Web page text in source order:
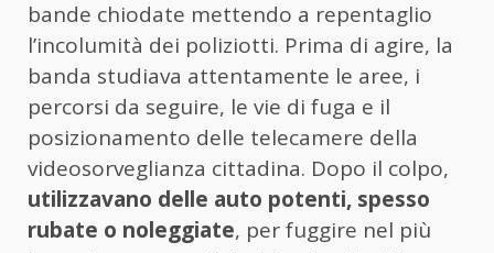
bande chiodate mettendo a repentaglio
l’incolumità dei poliziotti. Prima di agire, la
banda studiava attentamente le aree, i
percorsi da seguire, le vie di fuga e il
posizionamento delle telecamere della
videosorveglianza cittadina. Dopo il colpo,
utilizzavano delle auto potenti, spesso
rubate o noleggiate, per fuggire nel più